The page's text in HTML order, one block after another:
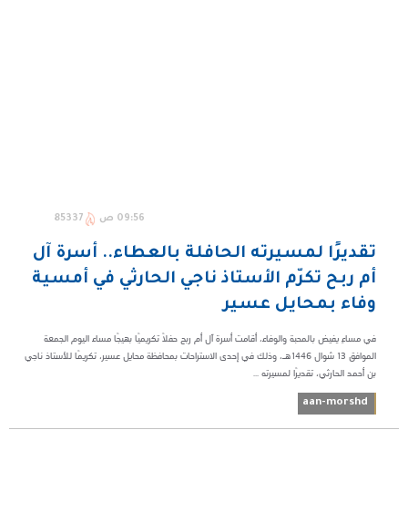
09:56 ص 85337
تقديرًا لمسيرته الحافلة بالعطاء.. أسرة آل
أم ربح تكرّم الأستاذ ناجي الحارثي في أمسية
وفاء بمحايل عسير
في مساءٍ يفيض بالمحبة والوفاء، أقامت أسرة آل أم ربح حفلاً تكريميًا بهيجًا مساء اليوم الجمعة
الموافق 13 شوال 1446هـ، وذلك في إحدى الاستراحات بمحافظة محايل عسير، تكريمًا للأستاذ ناجي
بن أحمد الحارثي، تقديرًا لمسيرته ...
aan-morshd